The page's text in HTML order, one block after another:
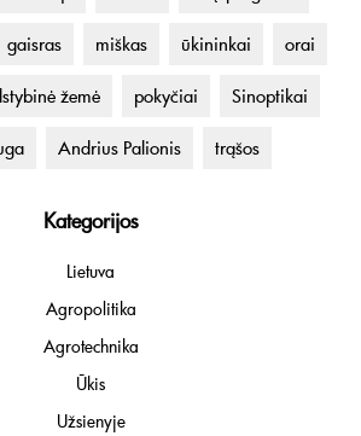
gaisras miškas ūkininkai orai
žemė pokyčiai Sinoptikai
Andrius Palionis trąšos
Kategorijos
Lietuva
Agropolitika
Agrotechnika
Ūkis
Užsienyje